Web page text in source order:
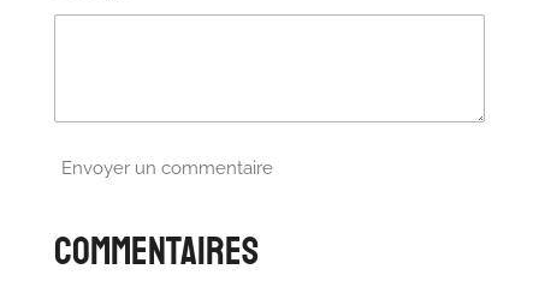
Envoyer un commentaire
Commentaires